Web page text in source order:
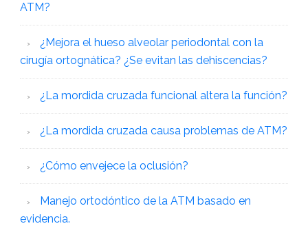
ATM?
¿Mejora el hueso alveolar periodontal con la
cirugía ortognática? ¿Se evitan las dehiscencias?
¿La mordida cruzada funcional altera la función?
¿La mordida cruzada causa problemas de ATM?
¿Cómo envejece la oclusión?
Manejo ortodóntico de la ATM basado en
evidencia.